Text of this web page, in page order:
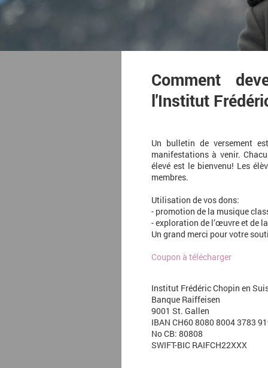
Comment
l'Institut
Un bulletin de versement
manifestations à venir.
élevé est le bienvenu! Les
membres.
Utilisation de vos dons:
- promotion de la musique
- exploration de l’œuvre et de
Un grand merci pour votre
Coupon à télécharger
Institut Frédéric Chopin en
Banque Raiffeisen
9001 St. Gallen
IBAN CH60 8080 8004 3783
No CB: 80808
SWIFT-BIC RAIFCH22XXX